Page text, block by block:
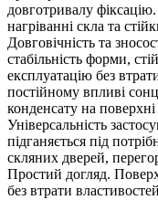
довготривалу
нагріванні скла та
Довговічність та
стабільність форми,
експлуатацію без
постійному впливі
конденсату на
Універсальність
підганяється під
скляних дверей,
Простий догляд.
без втрати